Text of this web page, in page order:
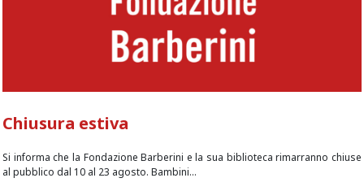
Chiusura estiva
Si informa che la Fondazione Barberini e la sua biblioteca rimarranno chiuse
al pubblico dal 10 al 23 agosto. Bambini...